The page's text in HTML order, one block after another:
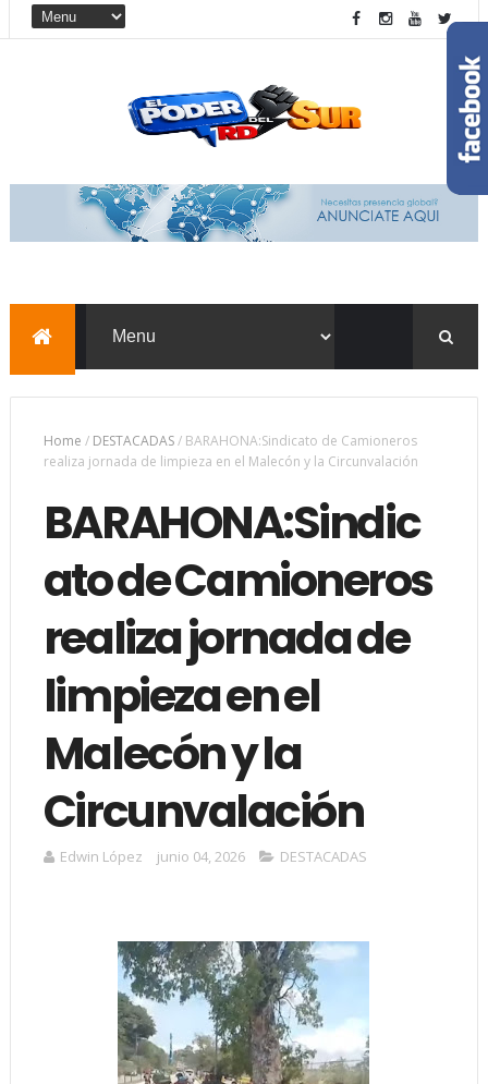
Home / DESTACADAS/ BARAHONA:Sindicato de Camioneros
realiza jornada de limpieza en el Malecón y la Circunvalación
BARAHONA:Sindic
ato de Camioneros
realiza jornada de
limpieza en el
Malecón y la
Circunvalación
Edwin López junio 04, 2026 DESTACADAS